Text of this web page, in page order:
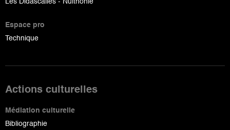
Espace pro
Technique
Actions culturelles
Médiation culturelle
Bibliographie